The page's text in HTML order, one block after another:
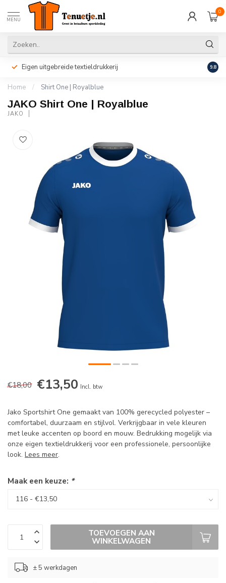
MENU
0
Eigen uitgebreide textieldrukkerij 9.8
Home / Shirt One | Royalblue
JAKO Shirt One | Royalblue
JAKO
€18,00 €13,50 Incl. btw
Jako Sportshirt One gemaakt van 100% gerecycled polyester –
comfortabel, duurzaam en stijlvol. Verkrijgbaar in vele kleuren
met leuke accenten op boord en mouw. Bedrukking mogelijk via
onze eigen textieldrukkerij voor een professionele, persoonlijke
look. Lees meer.
Maak een keuze: *
TOEVOEGEN AAN
WINKELWAGEN
± 5 werkdagen